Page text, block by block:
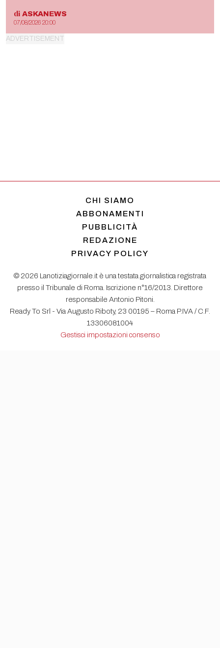
di ASKANEWS
07/08/2026 20:00
CHI SIAMO
ABBONAMENTI
PUBBLICITÀ
REDAZIONE
PRIVACY POLICY
© 2026 Lanotiziagiornale.it è una testata giornalistica registrata
presso il Tribunale di Roma. Iscrizione n°16/2013. Direttore
responsabile Antonio Pitoni.
Ready To Srl - Via Augusto Riboty, 23 00195 – Roma P.IVA / C.F.
13306081004
Gestisci impostazioni consenso